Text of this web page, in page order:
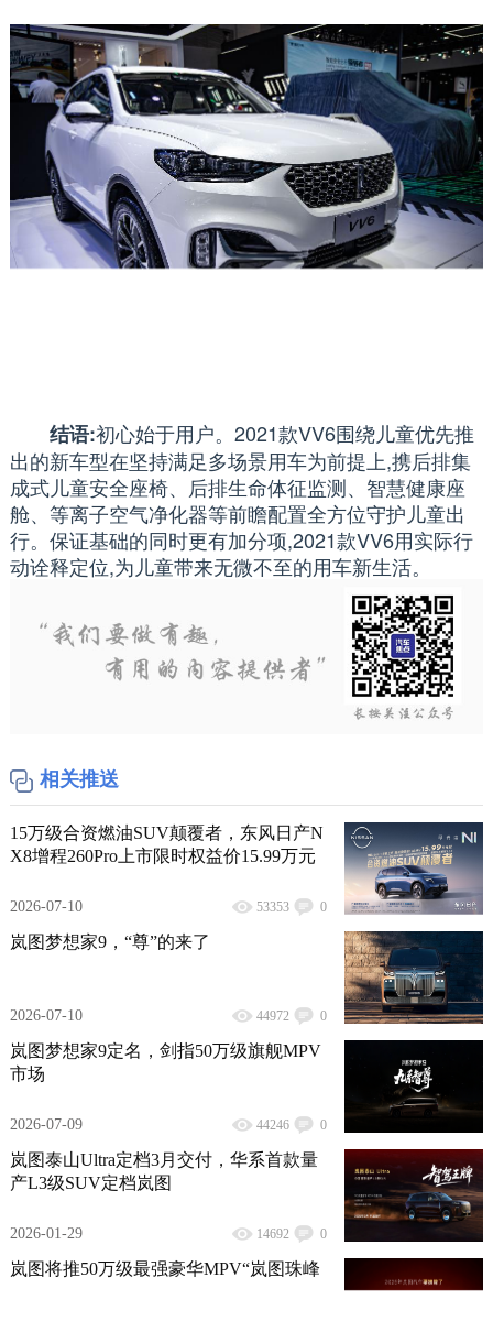
结语:初心始于用户。2021款VV6围绕儿童优先推
出的新车型在坚持满足多场景用车为前提上,携后排集
成式儿童安全座椅、后排生命体征监测、智慧健康座
舱、等离子空气净化器等前瞻配置全方位守护儿童出
行。保证基础的同时更有加分项,2021款VV6用实际行
动诠释定位,为儿童带来无微不至的用车新生活。
相关推送
15万级合资燃油SUV颠覆者，东风日产N
X8增程260Pro上市限时权益价15.99万元
2026-07-10 53353 0
岚图梦想家9，“尊”的来了
2026-07-10 44972 0
岚图梦想家9定名，剑指50万级旗舰MPV
市场
2026-07-09 44246 0
岚图泰山Ultra定档3月交付，华系首款量
产L3级SUV定档岚图
2026-01-29 14692 0
岚图将推50万级最强豪华MPV“岚图珠峰